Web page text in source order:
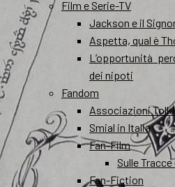
Film e Serie-TV
Jackson e il
Aspetta, qual è
L’opportunità
dei nipoti
Fandom
Associazioni
Smial in Italia
Fan-Film
Sulle
Fan-Fiction